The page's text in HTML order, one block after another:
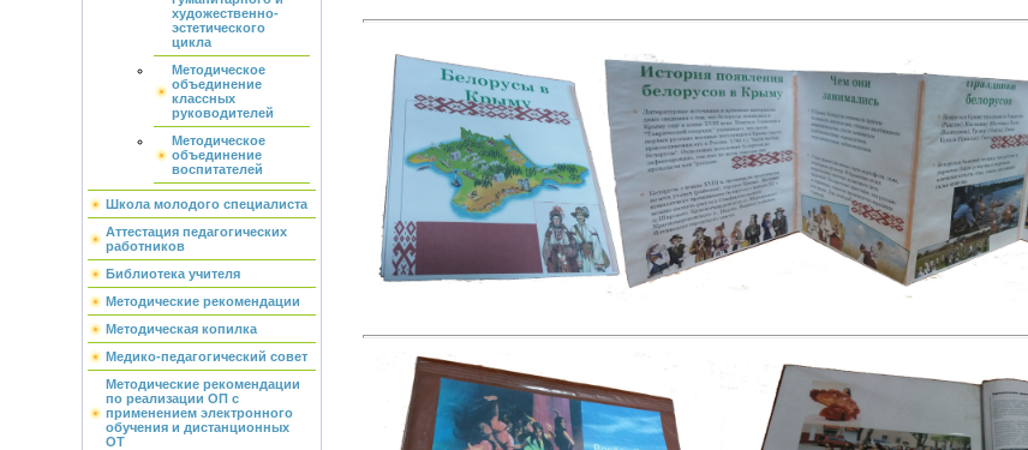
художественно-
эстетического
цикла
Методическое
объединение
классных
руководителей
Методическое
объединение
воспитателей
Школа молодого специалиста
Аттестация педагогических
работников
Библиотека учителя
Методические рекомендации
Методическая копилка
Медико-педагогический совет
Методические рекомендации
по реализации ОП с
применением электронного
обучения и дистанционных
ОТ